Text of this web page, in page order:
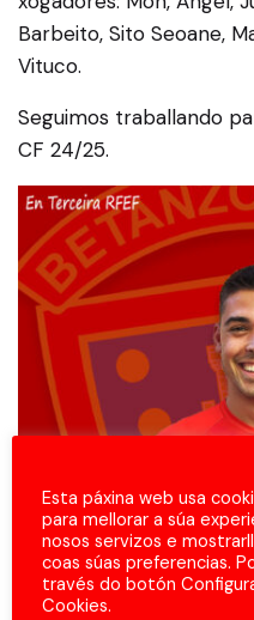
Barbeito, Sito Seoane,
Vituco.
Seguimos traballando
CF 24/25.
Esta páxina web usa
para mellorar a súa
nosos servizos e
coas súas preferencias.
través do botón
Cookies.